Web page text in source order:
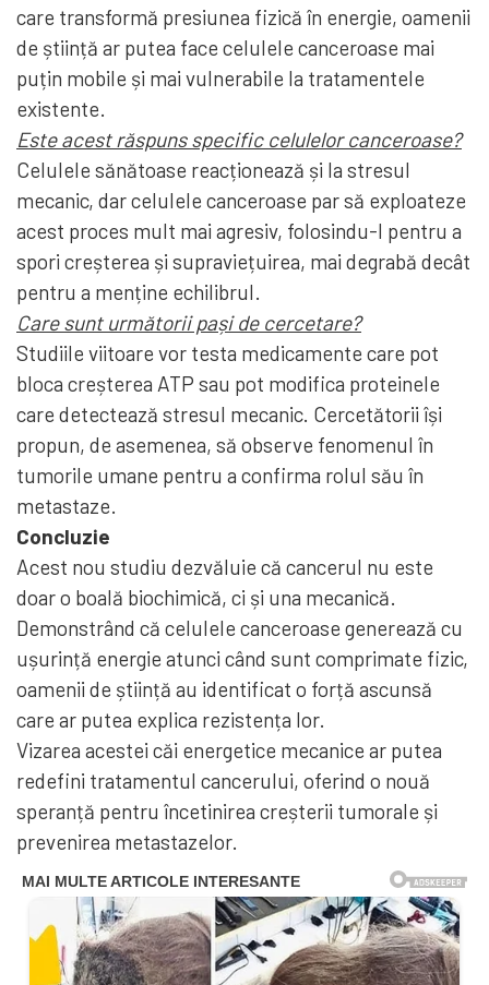
care transformă presiunea fizică în energie, oamenii
de știință ar putea face celulele canceroase mai
puțin mobile și mai vulnerabile la tratamentele
existente.
Este acest răspuns specific celulelor canceroase?
Celulele sănătoase reacționează și la stresul
mecanic, dar celulele canceroase par să exploateze
acest proces mult mai agresiv, folosindu-l pentru a
spori creșterea și supraviețuirea, mai degrabă decât
pentru a menține echilibrul.
Care sunt următorii pași de cercetare?
Studiile viitoare vor testa medicamente care pot
bloca creșterea ATP sau pot modifica proteinele
care detectează stresul mecanic. Cercetătorii își
propun, de asemenea, să observe fenomenul în
tumorile umane pentru a confirma rolul său în
metastaze.
Concluzie
Acest nou studiu dezvăluie că cancerul nu este
doar o boală biochimică, ci și una mecanică.
Demonstrând că celulele canceroase generează cu
ușurință energie atunci când sunt comprimate fizic,
oamenii de știință au identificat o forță ascunsă
care ar putea explica rezistența lor.
Vizarea acestei căi energetice mecanice ar putea
redefini tratamentul cancerului, oferind o nouă
speranță pentru încetinirea creșterii tumorale și
prevenirea metastazelor.